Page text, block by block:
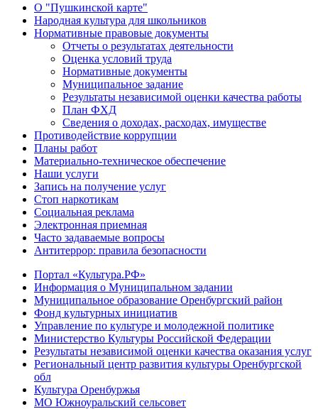
О "Пушкинской карте"
Народная культура для школьников
Нормативные правовые документы
Отчеты о результатах деятельности
Оценка условий труда
Нормативные документы
Муниципальное задание
Результаты независимой оценки качества работы
План ФХД
Сведения о доходах, расходах, имуществе
Противодействие коррупции
Планы работ
Материально-техническое обеспечение
Наши услуги
Запись на получение услуг
Стоп наркотикам
Социальная реклама
Электронная приемная
Часто задаваемые вопросы
Антитеррор: правила безопасности
Портал «Культура.РФ»
Информация о Муниципальном задании
Муниципальное образование Оренбургский район
Фонд культурных инициатив
Управление по культуре и молодежной политике
Министерство Культуры Российской Федерации
Результаты независимой оценки качества оказания услуг
Региональный центр развития культуры Оренбургской
обл
Культура Оренбуржья
МО Южноуральский сельсовет